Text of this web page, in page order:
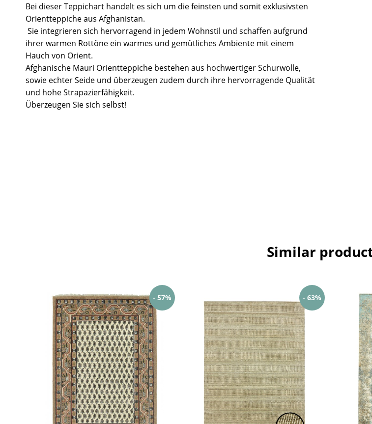
Bei dieser Teppichart handelt es sich um die feinsten und somit exklusivsten
Orientteppiche aus Afghanistan.
Sie integrieren sich hervorragend in jedem Wohnstil und schaffen aufgrund
ihrer warmen Rottöne ein warmes und gemütliches Ambiente mit einem
Hauch von Orient.
Afghanische Mauri Orientteppiche bestehen aus hochwertiger Schurwolle,
sowie echter Seide und überzeugen zudem durch ihre hervorragende Qualität
und hohe Strapazierfähigkeit.
Überzeugen Sie sich selbst!
Similar
- 57% - 63%